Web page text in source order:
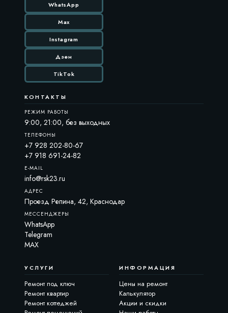
WhatsApp
Max
Instagram
Дзен
TikTok
КОНТАКТЫ
РЕЖИМ РАБОТЫ
9:00, 21:00, без выходных
ТЕЛЕФОНЫ
+7 928 202-80-67
+7 918 691-24-82
E-MAIL
info@rsk23.ru
АДРЕС
Проезд Репина, 42, Краснодар
МЕССЕНДЖЕРЫ
WhatsApp
Telegram
MAX
УСЛУГИ
Ремонт под ключ
Ремонт квартир
Ремонт коттеджей
ИНФОРМАЦИЯ
Цены на ремонт
Калькулятор
Акции и скидки
РСК23-ассистент
Чем я могу помочь?